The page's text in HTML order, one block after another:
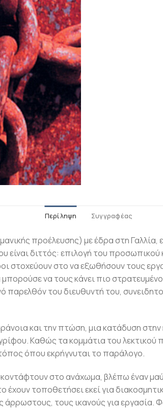
Περίληψη Συγγραφέας
προέλευσης) με έδρα στη
είναι διττός: επιλογή του
στοχεύουν στο να εξωθήσουν τους
να τους κάνει πιο
παρελθόν του διευθυντή του,
και την πτώση, μια κατάδυση
Kαθώς τα κομμάτια του
όπου εκρήγνυται το παράλογο.
στο ανάχωμα, βλέπω έναν
τοποθετήσει εκεί για
τους ικανούς για εργασία.